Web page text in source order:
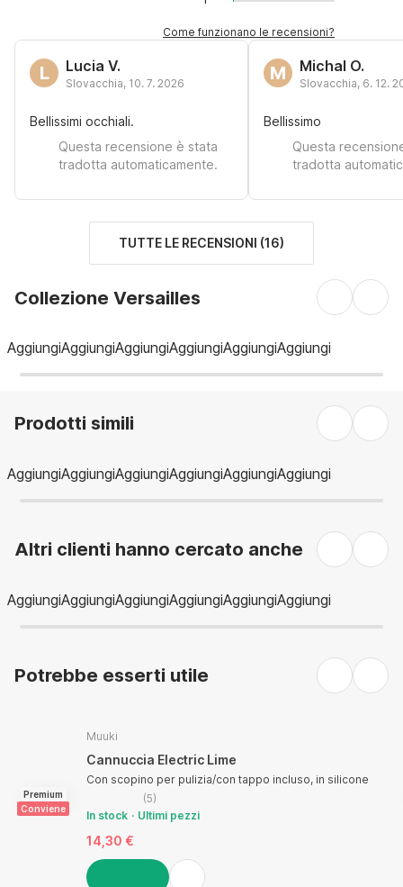
Come funzionano le recensioni?
L Lucia V.
Slovacchia, 10. 7. 2026
Bellissimi occhiali.
Questa recensione è stata
tradotta automaticamente.
M Michal O.
Slovacchia, 6. 12.
Bellissimo
Questa
tradotta
TUTTE LE RECENSIONI (16)
Collezione Versailles
AggiungiAggiungiAggiungiAggiungiAggiungiAggiungi
Prodotti simili
AggiungiAggiungiAggiungiAggiungiAggiungiAggiungi
Altri clienti hanno cercato anche
AggiungiAggiungiAggiungiAggiungiAggiungiAggiungi
Potrebbe esserti utile
Premium
Conviene
Muuki
Cannuccia Electric Lime
Con scopino per pulizia/con tappo incluso, in silicone
(5)
In stock
Ultimi pezzi
14,30 €